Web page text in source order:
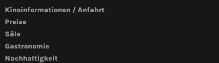
Kinoinformationen / Anfahrt
Preise
Säle
Gastronomie
Nachhaltigkeit